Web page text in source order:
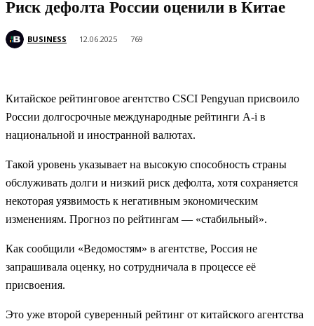
Риск дефолта России оценили в Китае
BUSINESS 12.06.2025 769
Китайское рейтинговое агентство CSCI Pengyuan присвоило
России долгосрочные международные рейтинги A-i в
национальной и иностранной валютах.
Такой уровень указывает на высокую способность страны
обслуживать долги и низкий риск дефолта, хотя сохраняется
некоторая уязвимость к негативным экономическим
изменениям. Прогноз по рейтингам — «стабильный».
Как сообщили «Ведомостям» в агентстве, Россия не
запрашивала оценку, но сотрудничала в процессе её
присвоения.
Это уже второй суверенный рейтинг от китайского агентства